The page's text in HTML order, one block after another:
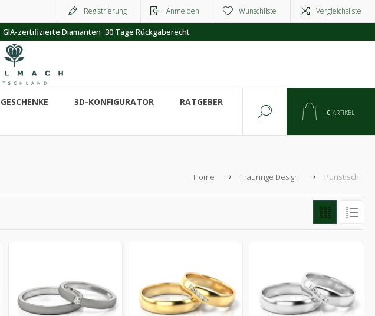
Registrierung Anmelden Wunschliste Vergleichsliste
|GIA-zertifizierte Diamanten |30 Tage Rückgaberecht
GESCHENKE 3D-KONFIGURATOR
RATGEBER
0 ARTIKEL
Home Trauringe Design Puristisch